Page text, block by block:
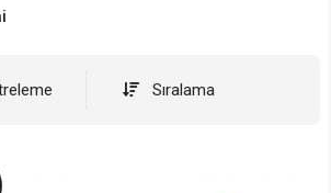
Sıralama